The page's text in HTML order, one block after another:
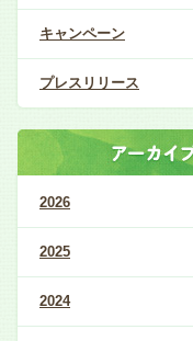
キャンペーン
プレスリリース
2026
2025
2024